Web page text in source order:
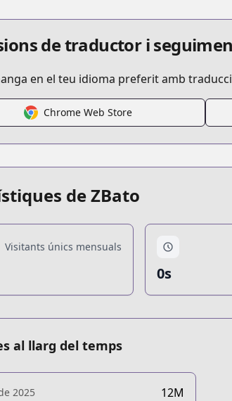
de traductor i
en el teu idioma preferit amb
Chrome Web Store
de ZBato
Visitants únics mensuals
0s
al llarg del temps
2025 12M